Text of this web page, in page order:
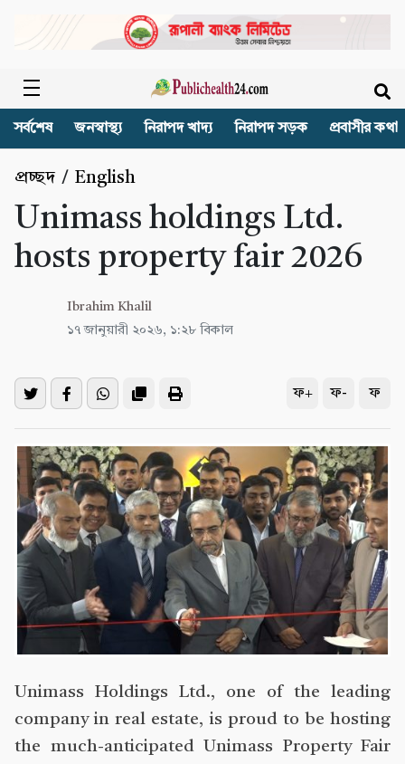
সর্বশেষ জনস্বাস্থ্য নিরাপদ খাদ্য নিরাপদ সড়ক প্রবাসীর কথা
প্রচ্ছদ / English
Unimass holdings Ltd.
hosts property fair 2026
Ibrahim Khalil
১৭ জানুয়ারী ২০২৬, ১:২৮ বিকাল
ফ+ ফ- ফ
Unimass Holdings Ltd., one of the leading
company in real estate, is proud to be hosting
the much-anticipated Unimass Property Fair